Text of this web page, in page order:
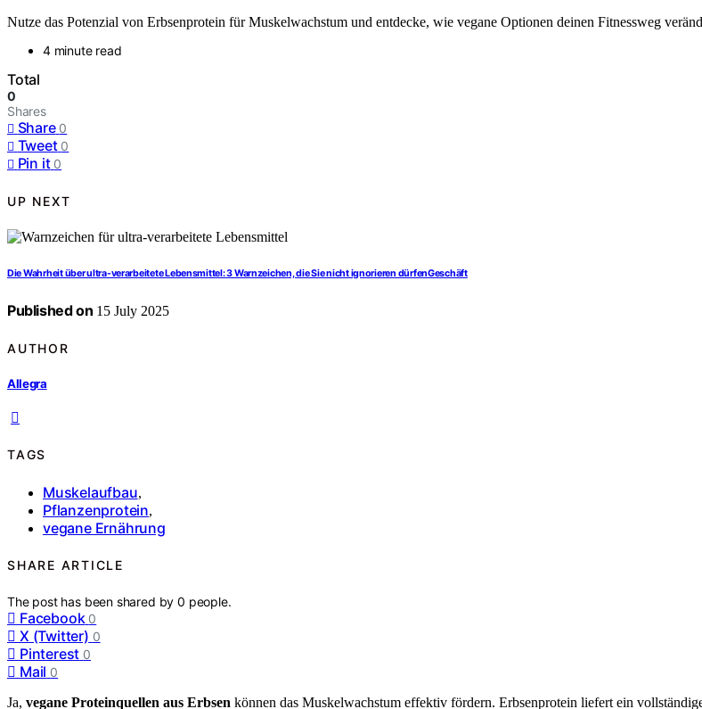
Nutze das Potenzial von Erbsenprotein für Muskelwachstum und entdecke, wie vegane Optionen deinen Fitnessweg
4 minute read
Total
0
Shares
Share 0
Tweet 0
Pin it 0
UP NEXT
Die Wahrheit über ultra-verarbeitete Lebensmittel: 3 Warnzeichen, die Sie nicht ignorieren dürfenGeschäft
Published on 15 July 2025
AUTHOR
Allegra
TAGS
Muskelaufbau,
Pflanzenprotein,
vegane Ernährung
SHARE ARTICLE
The post has been shared by0 people.
Facebook 0
X (Twitter) 0
Pinterest 0
Mail 0
Ja, vegane Proteinquellen aus Erbsen können das Muskelwachstum effektiv fördern. Erbsenprotein liefert ein